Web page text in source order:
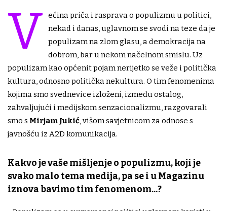
V
ećina priča i rasprava o populizmu u politici,
nekad i danas, uglavnom se svodi na teze da je
populizam na zlom glasu, a demokracija na
dobrom, bar u nekom načelnom smislu. Uz
populizam kao općenit pojam nerijetko se veže i politička
kultura, odnosno politička nekultura. O tim fenomenima
kojima smo svednevice izloženi, između ostalog,
zahvaljujući i medijskom senzacionalizmu, razgovarali
smo s Mirjam Jukić, višom savjetnicom za odnose s
javnošću iz A2D komunikacija.
Kakvo je vaše mišljenje o populizmu, koji je
svako malo tema medija, pa se i u Magazinu
iznova bavimo tim fenomenom...?